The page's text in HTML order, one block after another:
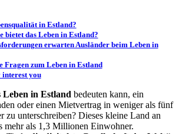
in Estland?
bietet das Leben in Estland?
erwarten Ausländer beim Leben in
Fragen zum Leben in Estland
interest you
Leben in Estland bedeuten kann, ein
oder einen Mietvertrag in weniger als fünf
zu unterschreiben? Dieses kleine Land an
mehr als 1,3 Millionen Einwohner.